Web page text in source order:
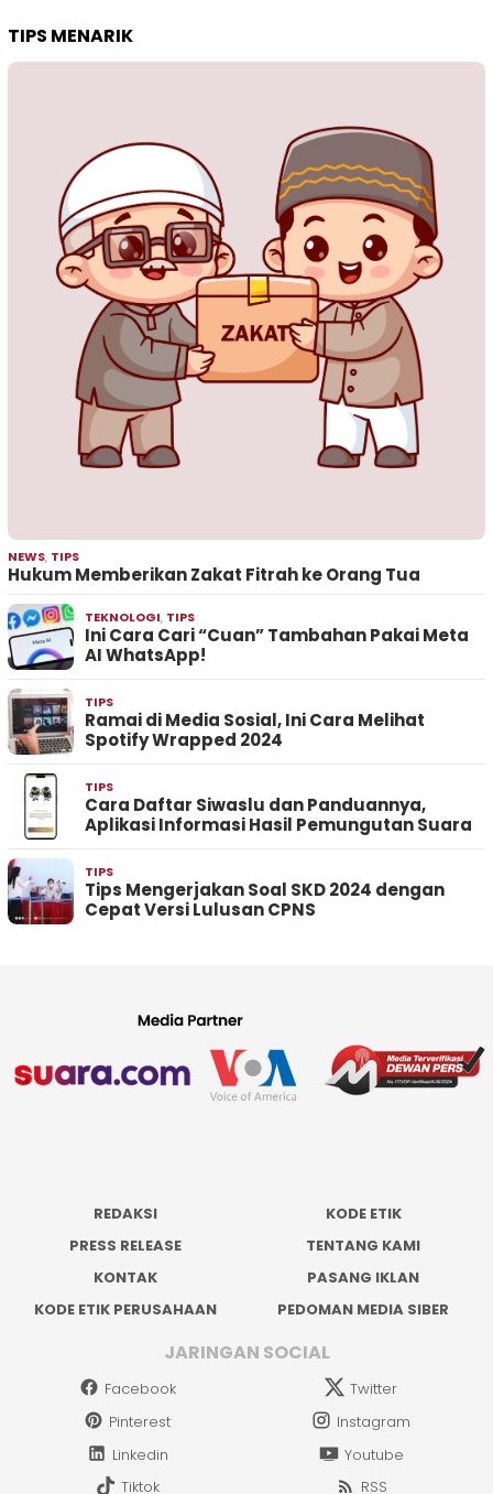
TIPS MENARIK
NEWS, TIPS
Hukum Memberikan Zakat Fitrah ke Orang Tua
TEKNOLOGI, TIPS
Ini Cara Cari “Cuan” Tambahan Pakai Meta
AI WhatsApp!
TIPS
Ramai di Media Sosial, Ini Cara Melihat
Spotify Wrapped 2024
TIPS
Cara Daftar Siwaslu dan Panduannya,
Aplikasi Informasi Hasil Pemungutan Suara
TIPS
Tips Mengerjakan Soal SKD 2024 dengan
Cepat Versi Lulusan CPNS
REDAKSI
KODE ETIK
PRESS RELEASE
TENTANG KAMI
KONTAK
PASANG IKLAN
KODE ETIK PERUSAHAAN
PEDOMAN MEDIA SIBER
JARINGAN SOCIAL
Facebook
Twitter
Pinterest
Instagram
Linkedin
Youtube
Tiktok
RSS